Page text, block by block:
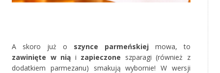
A skoro już o szynce parmeńskiej mowa, to
zawinięte w nią i zapieczone szparagi (również z
dodatkiem parmezanu) smakują wybornie! W wersji